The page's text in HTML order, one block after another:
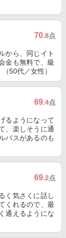
70.8点
から、同じイト
金も無料で、級
50代／女性）
69.4点
るようになって
、楽しそうに通
バスがあるのも
69.2点
く気さくに話し
くれるので、最
通えるようにな